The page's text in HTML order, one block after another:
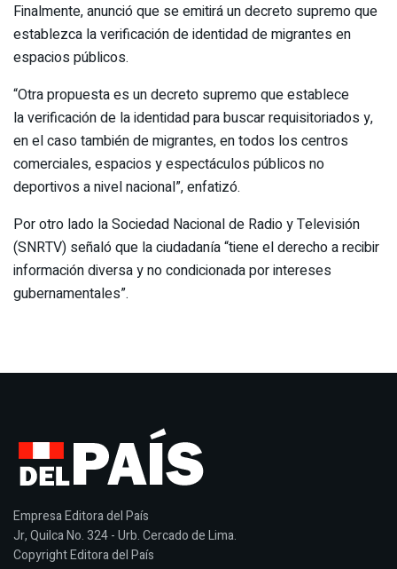
Finalmente, anunció que se emitirá un decreto supremo que
establezca la verificación de identidad de migrantes en
espacios públicos.
“Otra propuesta es un decreto supremo que establece
la verificación de la identidad para buscar requisitoriados y,
en el caso también de migrantes, en todos los centros
comerciales, espacios y espectáculos públicos no
deportivos a nivel nacional”, enfatizó.
Por otro lado la Sociedad Nacional de Radio y Televisión
(SNRTV) señaló que la ciudadanía “tiene el derecho a recibir
información diversa y no condicionada por intereses
gubernamentales”.
Empresa Editora del País
Jr, Quilca No. 324 - Urb. Cercado de Lima.
Copyright Editora del País